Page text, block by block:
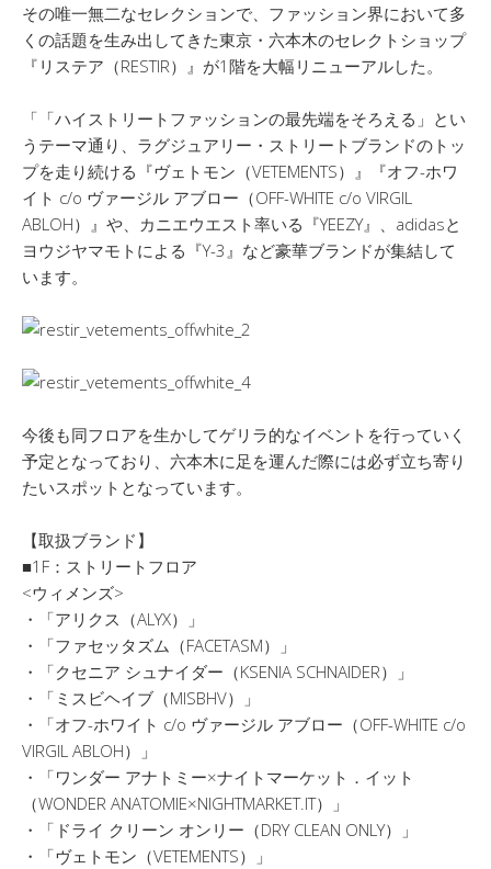
その唯一無二なセレクションで、ファッション界において多
くの話題を生み出してきた東京・六本木のセレクトショップ
『リステア（RESTIR）』が1階を大幅リニューアルした。
「「ハイストリートファッションの最先端をそろえる」とい
うテーマ通り、ラグジュアリー・ストリートブランドのトッ
プを走り続ける『ヴェトモン（VETEMENTS）』『オフ-ホワ
イト c/o ヴァージル アブロー（OFF-WHITE c/o VIRGIL
ABLOH）』や、カニエウエスト率いる『YEEZY』、adidasと
ヨウジヤマモトによる『Y-3』など豪華ブランドが集結して
います。
今後も同フロアを生かしてゲリラ的なイベントを行っていく
予定となっており、六本木に足を運んだ際には必ず立ち寄り
たいスポットとなっています。
【取扱ブランド】
■1F：ストリートフロア
<ウィメンズ>
・「アリクス（ALYX）」
・「ファセッタズム（FACETASM）」
・「クセニア シュナイダー（KSENIA SCHNAIDER）」
・「ミスビヘイブ（MISBHV）」
・「オフ-ホワイト c/o ヴァージル アブロー（OFF-WHITE c/o
VIRGIL ABLOH）」
・「ワンダー アナトミー×ナイトマーケット．イット
（WONDER ANATOMIE×NIGHTMARKET.IT）」
・「ドライ クリーン オンリー（DRY CLEAN ONLY）」
・「ヴェトモン（VETEMENTS）」